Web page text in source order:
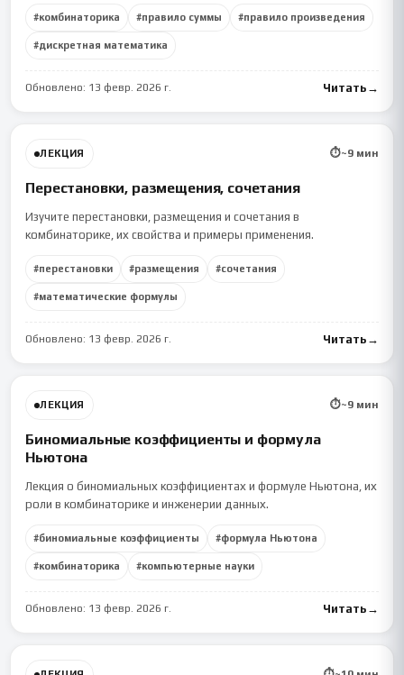
#комбинаторика #правило суммы #правило произведения
#дискретная математика
Обновлено: 13 февр. 2026 г. Читать →
ЛЕКЦИЯ ⏱~9мин
Перестановки, размещения, сочетания
Изучите перестановки, размещения и сочетания в
комбинаторике, их свойства и примеры применения.
#перестановки #размещения #сочетания
#математические формулы
Обновлено: 13 февр. 2026 г. Читать →
ЛЕКЦИЯ ⏱~9мин
Биномиальные коэффициенты и формула
Ньютона
Лекция о биномиальных коэффициентах и формуле Ньютона, их
роли в комбинаторике и инженерии данных.
#биномиальные коэффициенты #формула Ньютона
#комбинаторика #компьютерные науки
Обновлено: 13 февр. 2026 г. Читать →